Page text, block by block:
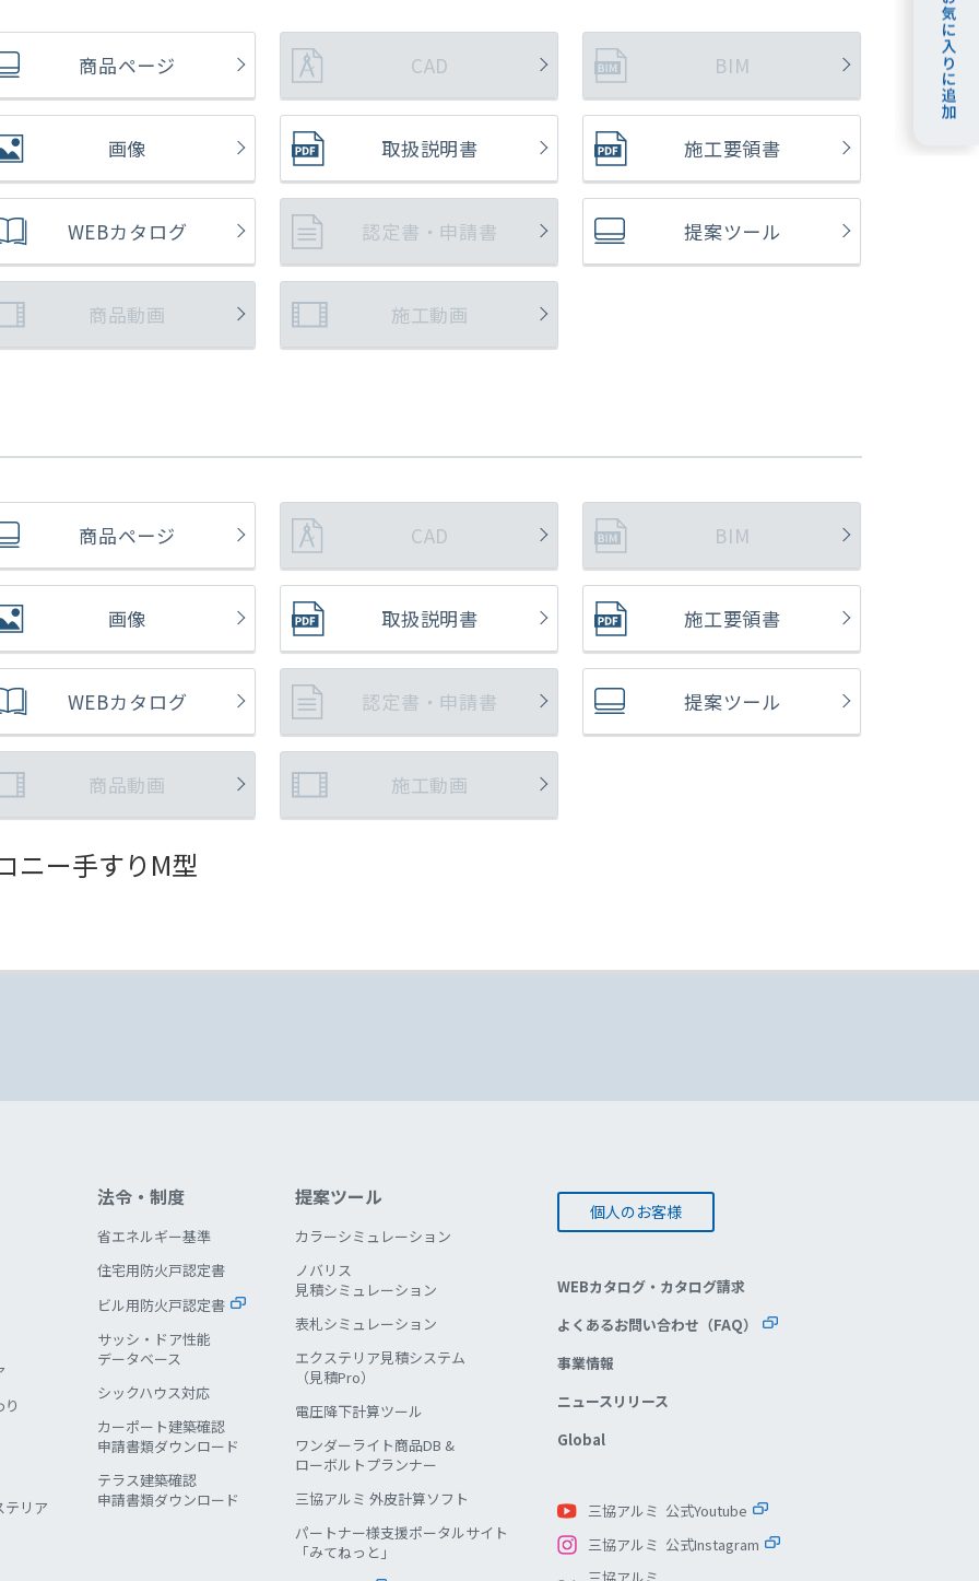
商品ページ CAD BIM
画像 取扱説明書 施工要領書
WEBカタログ 認定書・申請書 提案ツール
商品動画 施工動画
ニー手すりM型
商品ページ CAD BIM
画像 取扱説明書 施工要領書
WEBカタログ 認定書・申請書 提案ツール
商品動画 施工動画
テリア
法令・制度
省エネルギー基準
住宅用防火戸認定書
ビル用防火戸認定書
サッシ・ドア性能
データベース
シックハウス対応
カーポート建築確認
申請書類ダウンロード
テラス建築確認
申請書類ダウンロード
提案ツール
カラーシミュレーション
ノバリス
見積シミュレーション
表札シミュレーション
エクステリア見積システム
（見積Pro）
電圧降下計算ツール
ワンダーライト商品DB &
ローボルトプランナー
三協アルミ 外皮計算ソフト
パートナー様支援ポータルサイト
「みてねっと」
個人のお客様
WEBカタログ・カタログ請求
よくあるお問い合わせ（FAQ）
事業情報
ニュースリリース
Global
三協アルミ 公式Youtube
三協アルミ 公式Instagram
三協アルミ